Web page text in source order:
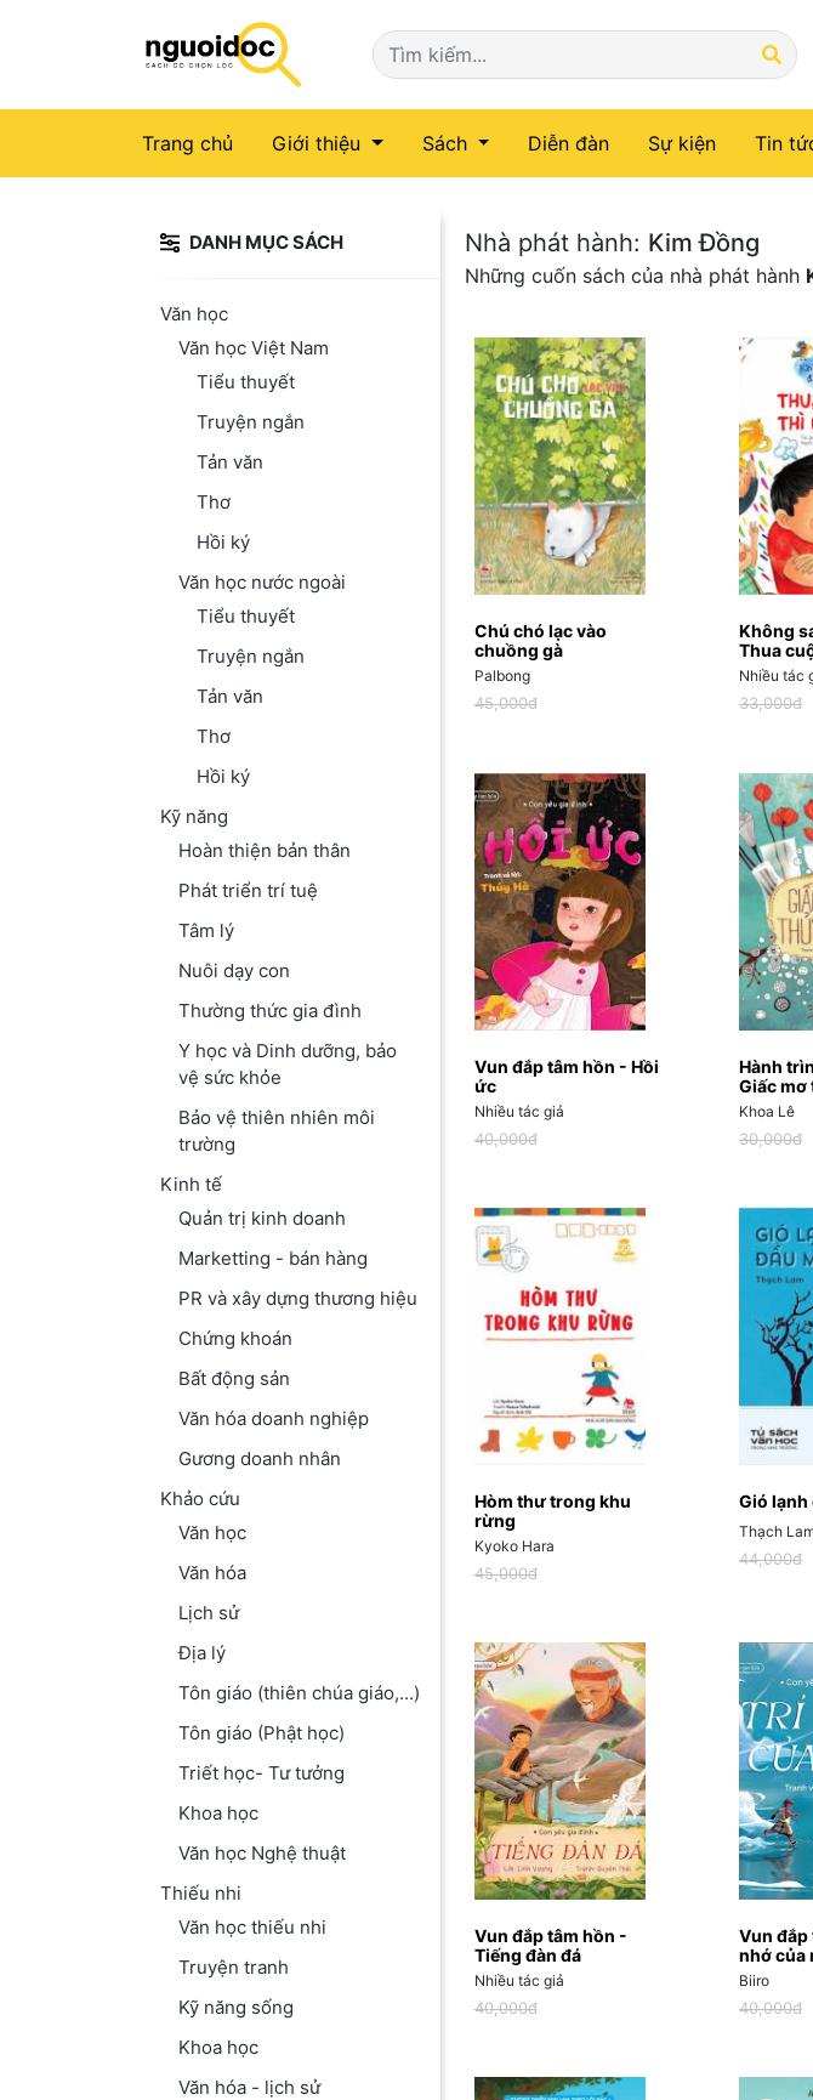
Trang chủ (current)
Giới thiệu Sách Diễn đàn Sự kiện Tin
DANH MỤC SÁCH
Văn học
Văn học Việt Nam
Tiểu thuyết
Truyện ngắn
Tản văn
Thơ
Hồi ký
Văn học nước ngoài
Tiểu thuyết
Truyện ngắn
Tản văn
Thơ
Hồi ký
Kỹ năng
Hoàn thiện bản thân
Phát triển trí tuệ
Tâm lý
Nuôi dạy con
Thường thức gia đình
Y học và Dinh dưỡng, bảo
vệ sức khỏe
Bảo vệ thiên nhiên môi
trường
Kinh tế
Quản trị kinh doanh
Marketting - bán hàng
PR và xây dựng thương hiệu
Chứng khoán
Bất động sản
Văn hóa doanh nghiệp
Gương doanh nhân
Khảo cứu
Văn học
Văn hóa
Lịch sử
Địa lý
Tôn giáo (thiên chúa giáo,...)
Tôn giáo (Phật học)
Triết học- Tư tưởng
Khoa học
Văn học Nghệ thuật
Thiếu nhi
Văn học thiếu nhi
Truyện tranh
Kỹ năng sống
Khoa học
Văn hóa - lịch sử
Nhà phát hành: Kim Đồng
Những cuốn sách của nhà phát hành
Chú chó lạc vào
chuồng gà
Palbong
45,000đ
Không
Thua
Nhiều tác
33,000đ
Vun đắp tâm hồn - Hồi
ức
Nhiều tác giả
40,000đ
Hành
Giấc mơ
Khoa Lê
30,000đ
Hòm thư trong khu
rừng
Kyoko Hara
45,000đ
Gió lạnh
Thạch
44,000đ
Vun đắp tâm hồn -
Tiếng đàn đá
Nhiều tác giả
40,000đ
Vun đắp
nhớ của
Biiro
40,000đ